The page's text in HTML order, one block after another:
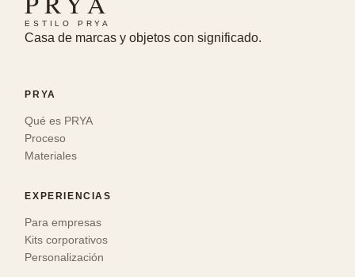
ESTILO PRYA
Casa de marcas y objetos con significado.
PRYA
Qué es PRYA
Proceso
Materiales
EXPERIENCIAS
Para empresas
Kits corporativos
Personalización